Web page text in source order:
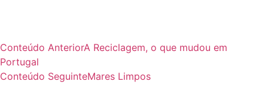
Conteúdo AnteriorA Reciclagem, o que mudou em
Portugal
Conteúdo SeguinteMares Limpos